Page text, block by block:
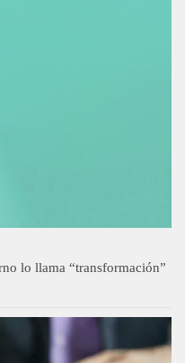
lo llama “transformación”